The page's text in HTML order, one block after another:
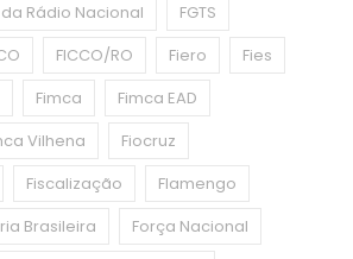
Rádio Nacional
FGTS
FICCO/RO Fiero
Fies
Fimca
Fimca EAD
Vilhena
Fiocruz
Fiscalização
Flamengo
Brasileira
Força Nacional